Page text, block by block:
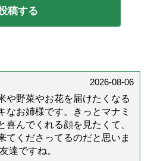
2026-08-06
や野菜やお花を届けたくなる
なお姉様です。きっとマナミ
喜んでくれる顔を見たくて、
てくださってるのだと思いま
達ですね。